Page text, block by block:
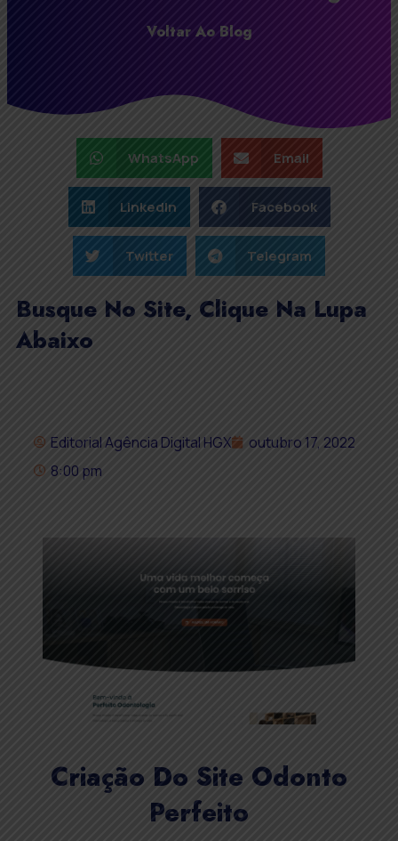
Voltar Ao Blog
WhatsApp Email
LinkedIn Facebook
Twitter Telegram
Busque No Site, Clique Na Lupa
Abaixo
Editorial Agência Digital HGX
outubro 17, 2022
8:00 pm
Criação Do Site Odonto
Perfeito